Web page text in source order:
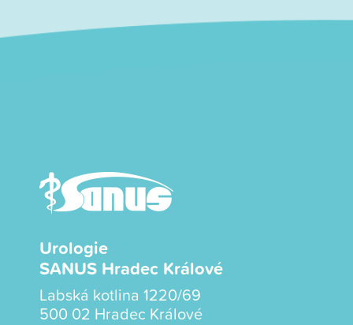
Urologie
SANUS Hradec Králové
Labská kotlina 1220/69
500 02 Hradec Králové